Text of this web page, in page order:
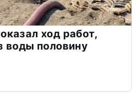
ход работ,
воды половину